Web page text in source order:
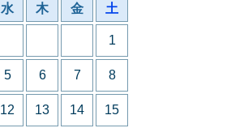
水 木 金 土
1
5 6 7 8
12 13 14 15